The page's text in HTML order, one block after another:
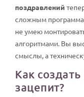
поздравлений
сложным
не умею
алгоритмами. Вы
смыслы, а
Как
зацепит?